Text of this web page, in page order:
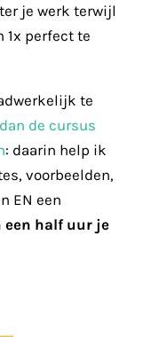
je werk terwijl
1x perfect te
te
de cursus
: daarin help ik
voorbeelden,
EN een
een half uur je